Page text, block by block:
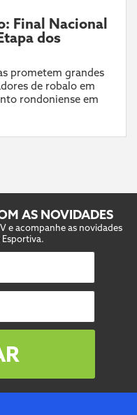
Final Nacional
dos
prometem grandes
de robalo em
rondoniense em
AS NOVIDADES
e acompanhe as novidades